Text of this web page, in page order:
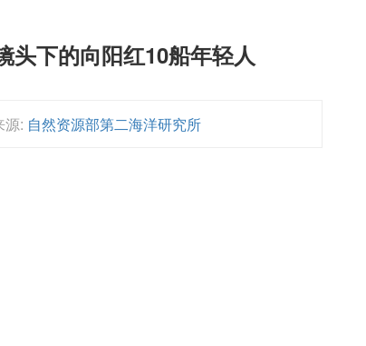
下的向阳红10船年轻人
源: 自然资源部第二海洋研究所